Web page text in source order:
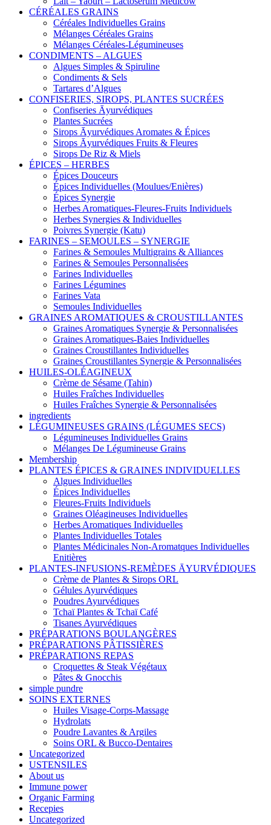
CÉRÉALES GRAINS
Céréales Individuelles Grains
Mélanges Céréales Grains
Mélanges Céréales-Légumineuses
CONDIMENTS – ALGUES
Algues Simples & Spiruline
Condiments & Sels
Tartares d’Algues
CONFISERIES, SIROPS, PLANTES SUCRÉES
Confiseries Āyurvédiques
Plantes Sucrées
Sirops Āyurvédiques Aromates & Épices
Sirops Āyurvédiques Fruits & Fleures
Sirops De Riz & Miels
ÉPICES – HERBES
Épices Douceurs
Épices Individuelles (Moulues/Enières)
Épices Synergie
Herbes Aromatiques-Fleures-Fruits Individuels
Herbes Synergies & Individuelles
Poivres Synergie (Katu)
FARINES – SEMOULES – SYNERGIE
Farines & Semoules Multigrains & Alliances
Farines & Semoules Personnalisées
Farines Individuelles
Farines Légumines
Farines Vata
Semoules Individuelles
GRAINES AROMATIQUES & CROUSTILLANTES
Graines Aromatiques Synergie & Personnalisées
Graines Aromatiques-Baies Individuelles
Graines Croustillantes Individuelles
Graines Croustillantes Synergie & Personnalisées
HUILES-OLÉAGINEUX
Crème de Sésame (Tahin)
Huiles Fraîches Individuelles
Huiles Fraîches Synergie & Personnalisées
ingredients
LÉGUMINEUSES GRAINS (LÉGUMES SECS)
Légumineuses Individuelles Grains
Mélanges De Légumineuse Grains
Membership
PLANTES ÉPICES & GRAINES INDIVIDUELLES
Algues Individuelles
Épices Individuelles
Fleures-Fruits Individuels
Graines Oléagineuses Individuelles
Herbes Aromatiques Individuelles
Plantes Individuelles Totales
Plantes Médicinales Non-Aromatques Individuelles
Enitières
PLANTES-INFUSIONS-REMÈDES ĀYURVÉDIQUES
Crème de Plantes & Sirops ORL
Gélules Ayurvédiques
Poudres Ayurvédiques
Tchaï Plantes & Tchaï Café
Tisanes Ayurvédiques
PRÉPARATIONS BOULANGÈRES
PRÉPARATIONS PÂTISSIÈRES
PRÉPARATIONS REPAS
Croquettes & Steak Végétaux
Pâtes & Gnocchis
simple pundre
SOINS EXTERNES
Huiles Visage-Corps-Massage
Hydrolats
Poudre Lavantes & Argiles
Soins ORL & Bucco-Dentaires
Uncategorized
USTENSILES
About us
Immune power
Organic Farming
Recepies
Uncategorized